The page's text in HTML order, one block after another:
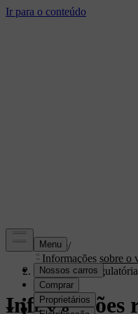
Suporte/
Informações sobre o
Informações
Informações